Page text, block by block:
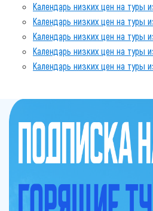
Календарь низких цен на туры
Календарь низких цен на туры
Календарь низких цен на туры
Календарь низких цен на туры
Календарь низких цен на туры